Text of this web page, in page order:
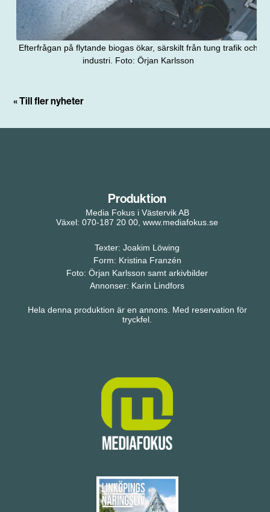
Efterfrågan på flytande biogas ökar, särskilt från tung trafik och
industri. Foto: Örjan Karlsson
« Till fler nyheter
Produktion
Media Fokus i Västervik AB
Växel: 070-187 20 00, www.mediafokus.se
Texter: Joakim Löwing
Form: Kristina Franzén
Foto: Örjan Karlsson samt arkivbilder
Annonser: Karin Lindfors
Hela denna produktion är en annons. Med reservation för
tryckfel.